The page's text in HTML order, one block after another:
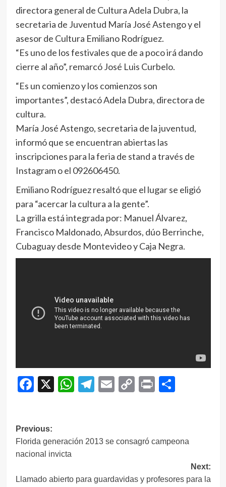
directora general de Cultura Adela Dubra, la
secretaria de Juventud María José Astengo y el
asesor de Cultura Emiliano Rodríguez.
“Es uno de los festivales que de a poco irá dando
cierre al año”, remarcó José Luis Curbelo.
“Es un comienzo y los comienzos son
importantes”, destacó Adela Dubra, directora de
cultura.
María José Astengo, secretaria de la juventud,
informó que se encuentran abiertas las
inscripciones para la feria de stand a través de
Instagram o el 092606450.
Emiliano Rodríguez resaltó que el lugar se eligió
para “acercar la cultura a la gente”.
La grilla está integrada por: Manuel Álvarez,
Francisco Maldonado, Absurdos, dúo Berrinche,
Cubaguay desde Montevideo y Caja Negra.
Facebook
X WhatsApp
Telegram
EmailCopy
Print
Navegación
de
Previous:
Florida generación 2013 se consagró campeona
nacional invicta
Next:
Llamado abierto para guardavidas y profesores para la